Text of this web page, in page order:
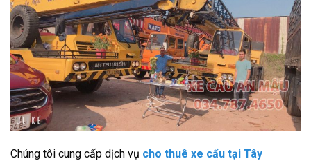
Chúng tôi cung cấp dịch vụ cho thuê xe cẩu tại Tây